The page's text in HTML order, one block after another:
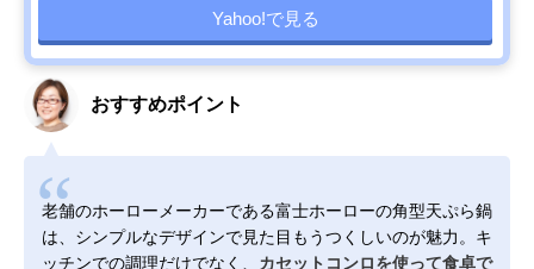
Yahoo!で見る
おすすめポイント
老舗のホーローメーカーである富士ホーローの角型天ぷら鍋
は、シンプルなデザインで見た目もうつくしいのが魅力。キ
ッチンでの調理だけでなく、 カセットコンロを使って食卓で